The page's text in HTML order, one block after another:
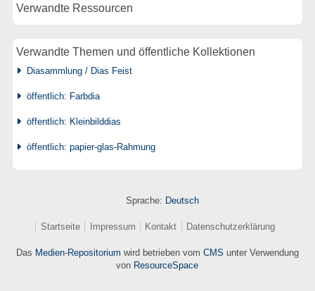
Verwandte Ressourcen
Verwandte Themen und öffentliche Kollektionen
Diasammlung / Dias Feist
öffentlich: Farbdia
öffentlich: Kleinbilddias
öffentlich: papier-glas-Rahmung
Sprache: Deutsch
Startseite Impressum Kontakt Datenschutzerklärung
Das Medien-Repositorium wird betrieben vom CMS unter Verwendung
von ResourceSpace